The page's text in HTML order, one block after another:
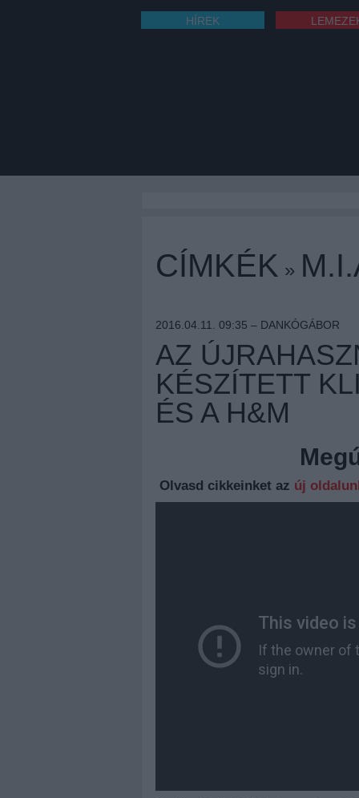
HÍREK
CÍMKÉK »
2016.04.11. 09:35 – DANKÓGÁBOR
AZ
KÉSZÍTETT
ÉS A H&M
Olvasd cikkeinket az új